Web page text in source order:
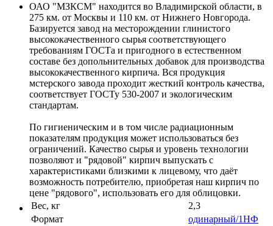
ОАО "МЗКСМ" находится во Владимирской области, в
275 км. от Москвы и 110 км. от Нижнего Новгорода.
Базируется завод на месторождении глинистого
высококачественного сырья соответствующего
требованиям ГОСТа и пригодного в естественном
составе без допольнительных добавок для производства
высококачественного кирпича. Вся продукция
мстерского завода проходит жесткий контроль качества,
соответствует ГОСТу 530-2007 и экологическим
стандартам.
По гигиеническим и в том числе радиационным
показателям продукция может использоваться без
ограничений. Качество сырья и уровень технологии
позволяют и "рядовой" кирпич выпускать с
характеристиками близкими к лицевому, что даёт
возможность потребителю, приобретая наш кирпич по
цене "рядового", использовать его для облицовки.
Вес, кг
2,3
Формат
одинарный/1НФ